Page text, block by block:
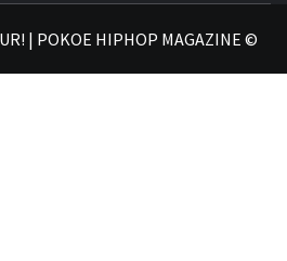
| POKOE HIPHOP MAGAZINE ©